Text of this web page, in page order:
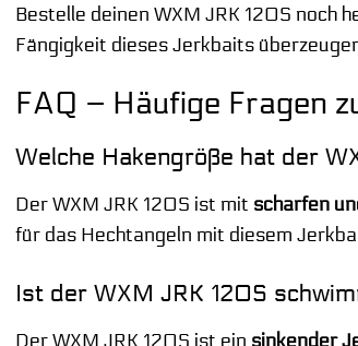
Bestelle deinen WXM JRK 120S noch
Fängigkeit dieses Jerkbaits
FAQ – Häufige Fragen
Welche Hakengröße hat der
Der WXM JRK 120S ist mit scharfen
für das Hechtangeln mit diesem
Ist der WXM JRK 120S
Der WXM JRK 120S ist ein sinkender